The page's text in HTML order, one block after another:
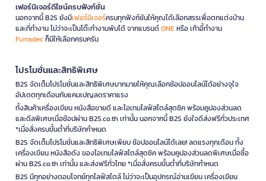
เฟอร์นิเจอร์ดีไซน์ครบฟังก์ชั่น
นอกจากนี้ B2S ยังมีเฟอร์นิเจอร์ครบทุกฟังก์ชันให้คุณได้เลือกสรรเพื่อตกแต่งบ้าน
และที่ทำงาน ไม่ว่าจะเป็นโต๊ะทำงานพับได้ จากแบรนด์ONEหรือ เก้าอี้ทำงาน
Furradecก็มีให้เลือกครบครัน
โปรโมชั่นและสิทธิพิเศษ
B2S จัดเต็มโปรโมชั่นและสิทธิพิเศษมากมายให้คุณเลือกช้อปออนไลน์ได้อย่างจุใจ
อัปเดตทุกเดือนกับแคมเปญลดราคาแรง
ทั้งสินค้าเครื่องเขียน หนังสือขายดี และไอเทมไลฟ์สไตล์สุดชิค พร้อมคูปองส่วนลด
และดีลพิเศษเมื่อช้อปผ่าน B2S.co.th เท่านั้น นอกจากนี้ B2S ยังใจดีส่งฟรีทั่วประเทศ
*เมื่อสั่งครบขั้นต่ำที่บริษัทกำหนด
B2S จัดเต็มโปรโมชั่นและสิทธิพิเศษเพียบ ช้อปออนไลน์ได้เลย! ลดแรงทุกเดือน ทั้ง
เครื่องเขียน หนังสือดัง ของไอเทมไลฟ์สไตล์สุดชิค พร้อมคูปองส่วนลดพิเศษเมื่อซื้อ
ผ่าน B2S.co.th เท่านั้น และส่งฟรีทั่วไทย *เมื่อสั่งครบขั้นต่ำที่บริษัทกำหนด
B2S มีทุกอย่างตอบโจทย์ทุกไลฟ์สไตล์ ไม่ว่าจะเป็นอุปกรณ์อ่านเขียน เครื่องเขียน